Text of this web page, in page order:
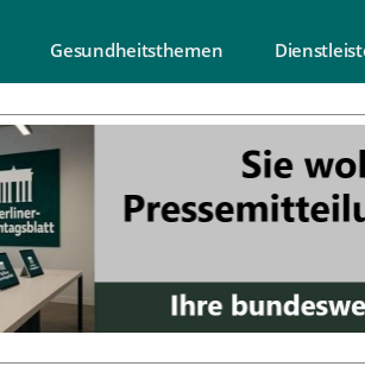
Gesundheitsthemen